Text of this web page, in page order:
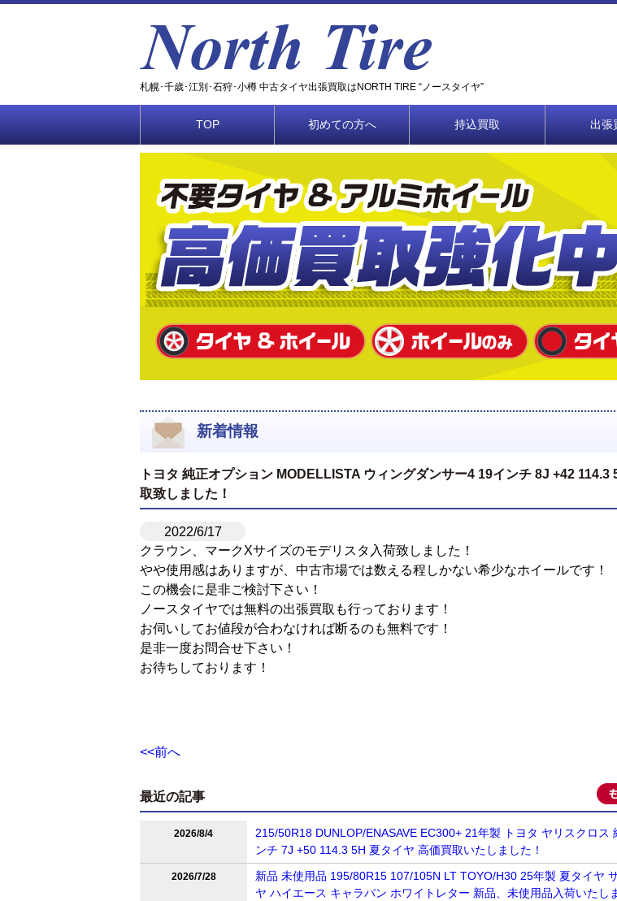
札幌･千歳･江別･石狩･小樽 中古タイヤ出張買取はNORTH TIRE “ノースタイヤ”
TOP 初めての方へ 持込買取 出張
新着情報
トヨタ 純正オプション MODELLISTA ウィングダンサー4 19インチ 8J +42 114.3
取致しました！
2022/6/17
クラウン、マークXサイズのモデリスタ入荷致しました！
やや使用感はありますが、中古市場では数える程しかない希少なホイールです！
この機会に是非ご検討下さい！
ノースタイヤでは無料の出張買取も行っております！
お伺いしてお値段が合わなければ断るのも無料です！
是非一度お問合せ下さい！
お待ちしております！
<<前へ
最近の記事
2026/8/4
215/50R18 DUNLOP/ENASAVE EC300+ 21年製 トヨタ ヤリスクロス
ンチ 7J +50 114.3 5H 夏タイヤ 高価買取いたしました！
2026/7/28
新品 未使用品 195/80R15 107/105N LT TOYO/H30 25年製 夏タイヤ
ヤ ハイエース キャラバン ホワイトレター 新品、未使用品入荷いたし